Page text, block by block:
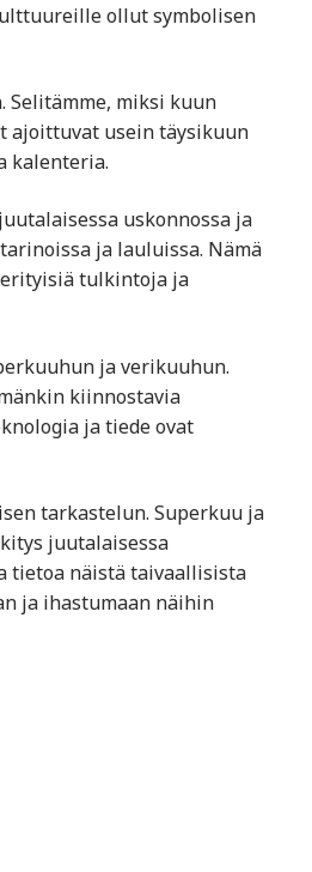
ollut symbolisen
Selitämme, miksi kuun
ajoittuvat usein täysikuun
kalenteria.
uskonnossa ja
ja lauluissa. Nämä
tulkintoja ja
ja verikuuhun.
kiinnostavia
ja tiede ovat
tarkastelun. Superkuu ja
juutalaisessa
tietoa näistä taivaallisista
ja ihastumaan näihin